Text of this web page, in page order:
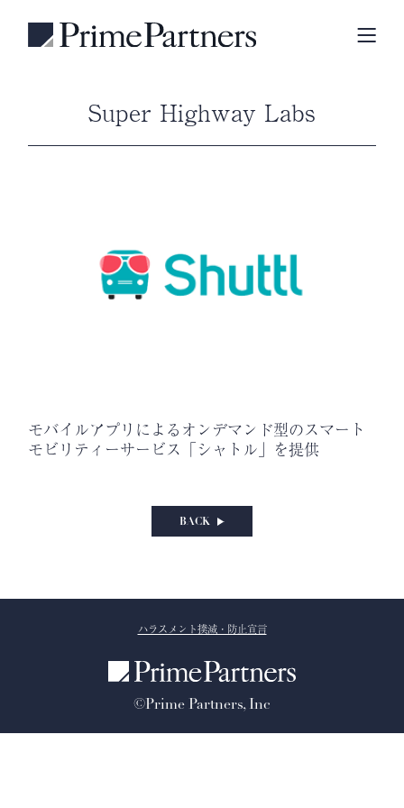
Super Highway Labs
モバイルアプリによるオンデマンド型のスマート
モビリティーサービス「シャトル」を提供
BACK
ハラスメント撲滅・防止宣言
©Prime Partners, Inc